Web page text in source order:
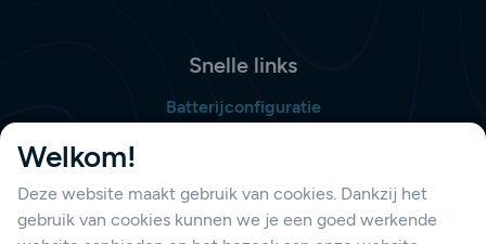
Snelle links
Batterijconfiguratie
Support
Welkom!
Deze website maakt gebruik van cookies. Dankzij het
gebruik van cookies kunnen we je een goed werkende